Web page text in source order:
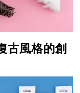
古風格的創